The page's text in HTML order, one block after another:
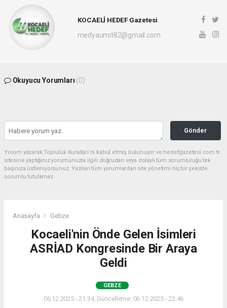
KOCAELİ HEDEF Gazetesi
medyaumit82@gmail.com
Okuyucu Yorumları (0)
Gönder
Yorum yazarak Topluluk Kuralları’nı kabul etmiş bulunuyor ve hedefgazetesi.com.tr
sitesine yaptığınız yorumunuzla ilgili doğrudan veya dolaylı tüm sorumluluğu tek
başınıza üstleniyorsunuz. Yazılan tüm yorumlardan site yönetimi hiçbir şekilde
sorumlu tutulamaz.
Anasayfa Gebze
Kocaeli'nin Önde Gelen İsimleri
ASRİAD Kongresinde Bir Araya
Geldi
GEBZE
06.12.2025 - 21:34, Güncelleme: 06.12.2025 - 22:46